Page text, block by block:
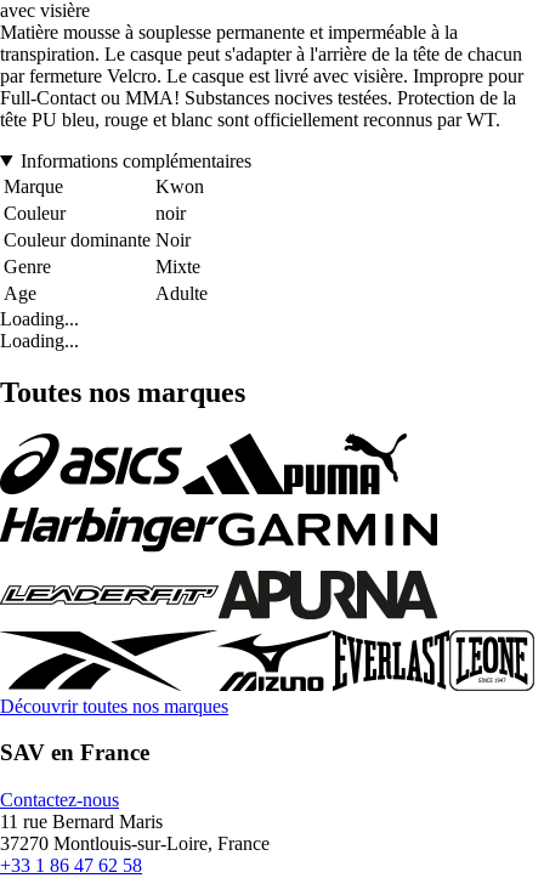
avec visière
Matière mousse à souplesse permanente et imperméable à la
transpiration. Le casque peut s'adapter à l'arrière de la tête de chacun
par fermeture Velcro. Le casque est livré avec visière. Impropre pour
Full-Contact ou MMA! Substances nocives testées. Protection de la
tête PU bleu, rouge et blanc sont officiellement reconnus par WT.
Informations complémentaires
Marque
Kwon
Couleur
noir
Couleur dominante Noir
Genre
Mixte
Age
Adulte
Loading...
Loading...
Toutes nos marques
Découvrir toutes nos marques
SAV en France
Contactez-nous
11 rue Bernard Maris
37270 Montlouis-sur-Loire, France
+33 1 86 47 62 58